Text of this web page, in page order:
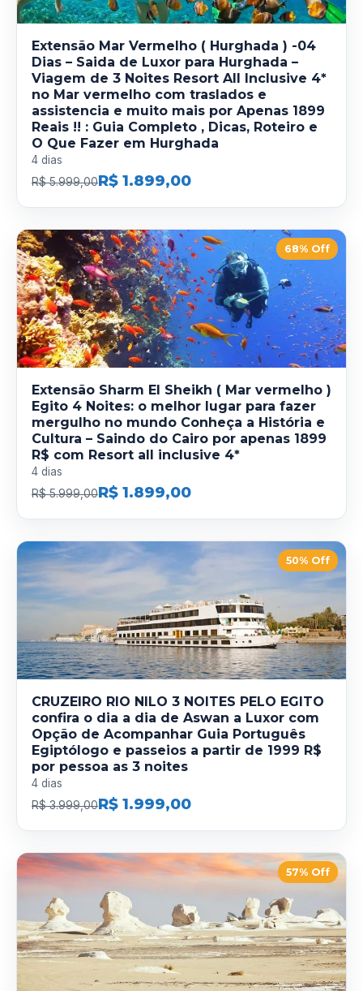
Extensão Mar Vermelho ( Hurghada ) -04
Dias – Saida de Luxor para Hurghada –
Viagem de 3 Noites Resort All Inclusive 4*
no Mar vermelho com traslados e
assistencia e muito mais por Apenas 1899
Reais !! : Guia Completo , Dicas, Roteiro e
O Que Fazer em Hurghada
4 dias
R$ 5.999,00R$ 1.899,00
68% Off
Extensão Sharm El Sheikh ( Mar vermelho )
Egito 4 Noites: o melhor lugar para fazer
mergulho no mundo Conheça a História e
Cultura – Saindo do Cairo por apenas 1899
R$ com Resort all inclusive 4*
4 dias
R$ 5.999,00R$ 1.899,00
50% Off
CRUZEIRO RIO NILO 3 NOITES PELO EGITO
confira o dia a dia de Aswan a Luxor com
Opção de Acompanhar Guia Português
Egiptólogo e passeios a partir de 1999 R$
por pessoa as 3 noites
4 dias
R$ 3.999,00R$ 1.999,00
57% Off